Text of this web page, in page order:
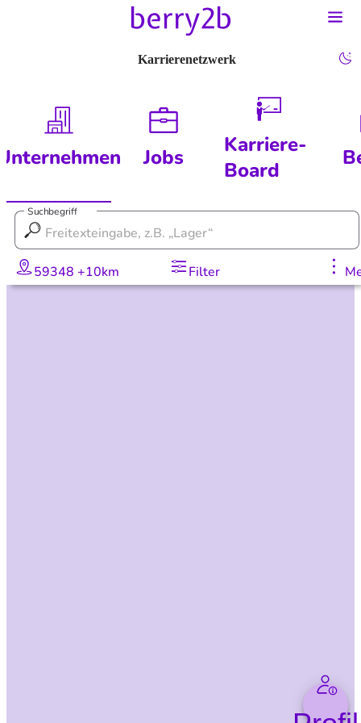
Karrierenetzwerk
Jobs
Karriere-
Board
Suchbegriff
59348 +10km Filter